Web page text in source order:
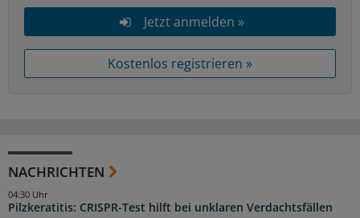
Jetzt anmelden »
Kostenlos registrieren »
NACHRICHTEN
Pilzkeratitis: CRISPR-Test hilft bei unklaren Verdachtsfällen
04:30 Uhr